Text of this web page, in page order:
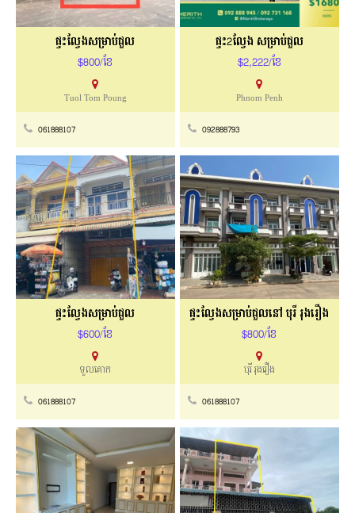
ផ្ទះល្វែងសម្រាប់ជួល
$800/ខែ
Tuol Tom Poung
061888107
ផ្ទះ2ល្វែង សម្រាប់ជួល
$2,222/ខែ
Phnom Penh
092888793
ផ្ទះល្វែងសម្រាប់ជួល
$600/ខែ
ទួលគោក
061888107
ផ្ទះល្វែងសម្រាប់ជួលនៅ បុរី រុងរឿង
$800/ខែ
បុរី រុងរឿង
061888107